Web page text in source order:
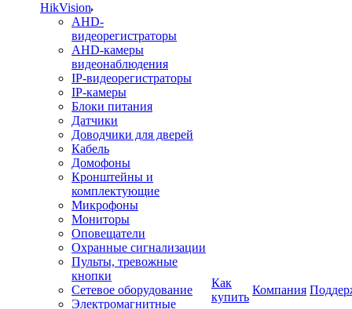
HikVision
AHD-
видеорегистраторы
AHD-камеры
видеонаблюдения
IP-видеорегистраторы
IP-камеры
Блоки питания
Датчики
Доводчики для дверей
Кабель
Домофоны
Кронштейны и
комплектующие
Микрофоны
Мониторы
Оповещатели
Охранные сигнализации
Пульты, тревожные
кнопки
Сетевое оборудование
Электромагнитные
Как
купить
Компания